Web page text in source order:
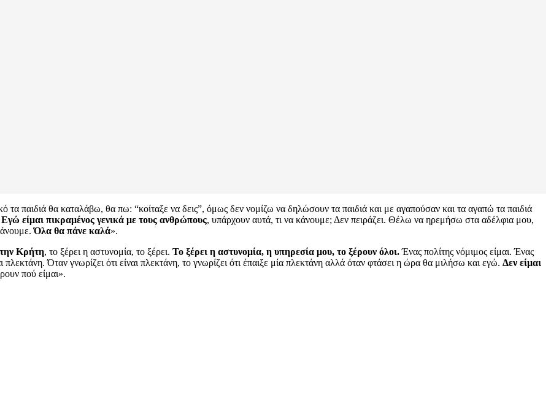
τα παιδιά θα καταλάβω, θα πω: “κοίταξε να δεις”, όμως δεν νομίζω να δηλώσουν τα παιδιά και με αγαπούσαν και τα αγαπώ τα παιδιά
Εγώ είμαι πικραμένος γενικά με τους ανθρώπους, υπάρχουν αυτά, τι να κάνουμε; Δεν πειράζει. Θέλω να ηρεμήσω στα αδέλφια μου,
Όλα θα πάνε καλά».
Κρήτη, το ξέρει η αστυνομία, το ξέρει. Το ξέρει η αστυνομία, η υπηρεσία μου, το ξέρουν όλοι.Ένας πολίτης νόμιμος είμαι. Ένας
πλεκτάνη. Όταν γνωρίζει ότι είναι πλεκτάνη, το γνωρίζει ότι έπαιξε μία πλεκτάνη αλλά όταν φτάσει η ώρα θα μιλήσω και εγώ. Δεν είμαι
πού είμαι».